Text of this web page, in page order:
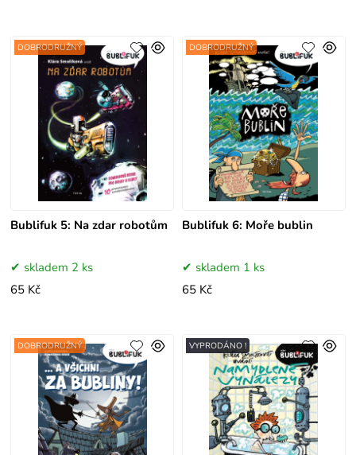
Bublifuk 5: Na zdar robotům
DOBRODRUŽNÝ
skladem 2 ks
65 Kč
Bublifuk 6: Moře bublin
DOBRODRUŽNÝ
skladem 1 ks
65 Kč
DOBRODRUŽNÝ VYPRODÁNO !